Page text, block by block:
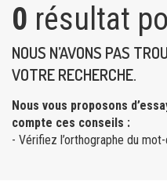
0 résultat
NOUS N’AVONS PAS
VOTRE RECHERCHE.
Nous vous proposons
compte ces conseils :
- Vérifiez l’orthographe du